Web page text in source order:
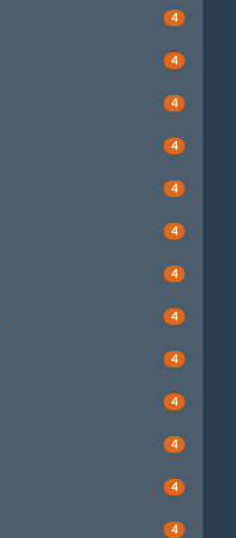
4
4
4
4
4
4
4
4
4
4
4
4
4